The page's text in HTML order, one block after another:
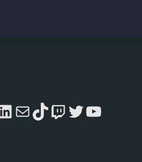
MailTikTok
Twitch
Twitter